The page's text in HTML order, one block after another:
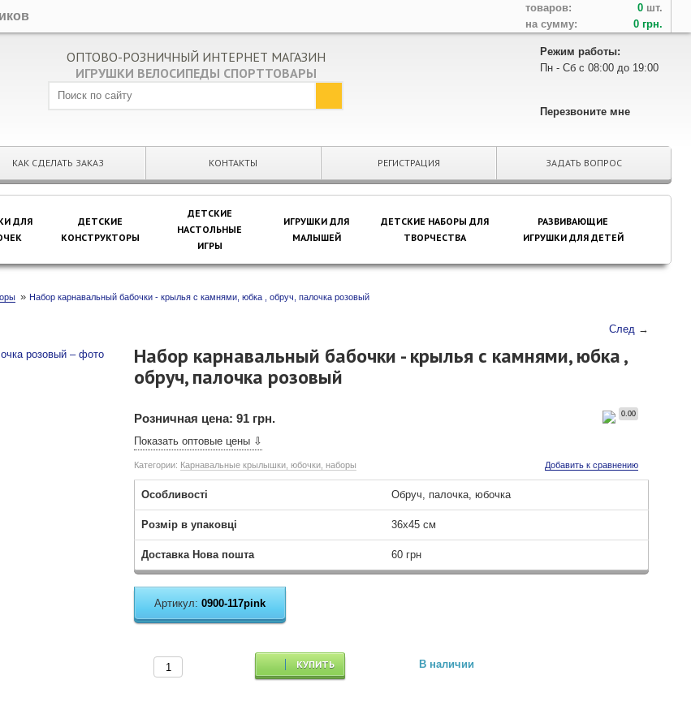
товаров: 0 шт.
на сумму:
0 грн.
ОПТОВО-РОЗНИЧНЫЙ ИНТЕРНЕТ МАГАЗИН
ИГРУШКИ ВЕЛОСИПЕДЫ СПОРТТОВАРЫ
Режим работы:
Пн - Сб с 08:00 до 19:00
Перезвоните мне
КАК СДЕЛАТЬ ЗАКАЗ КОНТАКТЫ РЕГИСТРАЦИЯ ЗАДАТЬ ВОПРОС
ДЛЯ
ДЕТСКИЕ
КОНСТРУКТОРЫ
ДЕТСКИЕ
НАСТОЛЬНЫЕ
ИГРЫ
ИГРУШКИ ДЛЯ
МАЛЫШЕЙ
ДЕТСКИЕ НАБОРЫ ДЛЯ
ТВОРЧЕСТВА
РАЗВИВАЮЩИЕ
ИГРУШКИ ДЛЯ ДЕТЕЙ
» Набор карнавальный бабочки - крылья с камнями, юбка , обруч, палочка розовый
След →
Набор карнавальный бабочки - крылья с камнями, юбка ,
обруч, палочка розовый
Розничная цена:91 грн.
Показать оптовые цены ⇩
0.00
Категории: Карнавальные крылышки, юбочки, наборы Добавить к сравнению
Особливості Обруч, палочка, юбочка
Розмір в упаковці 36х45 см
Доставка Нова пошта 60 грн
Артикул:0900-117pink
КУПИТЬ В наличии